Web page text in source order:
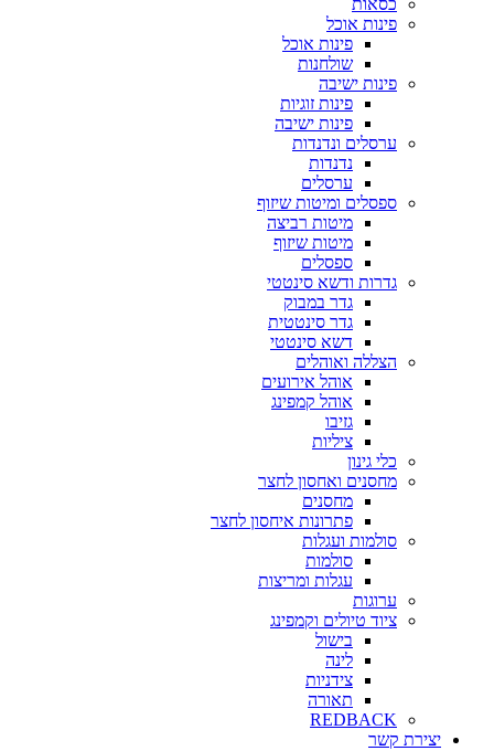
כסאות
פינות אוכל
פינות אוכל
שולחנות
פינות ישיבה
פינות זוגיות
פינות ישיבה
ערסלים ונדנדות
נדנדות
ערסלים
ספסלים ומיטות שיזוף
מיטות רביצה
מיטות שיזוף
ספסלים
גדרות ודשא סינטטי
גדר במבוק
גדר סינטטית
דשא סינטטי
הצללה ואוהלים
אוהל אירועים
אוהל קמפינג
גזיבו
ציליות
כלי גינון
מחסנים ואחסון לחצר
מחסנים
פתרונות איחסון לחצר
סולמות ועגלות
סולמות
עגלות ומריצות
ערוגות
ציוד טיולים וקמפינג
בישול
לינה
צידניות
תאורה
REDBACK
יצירת קשר